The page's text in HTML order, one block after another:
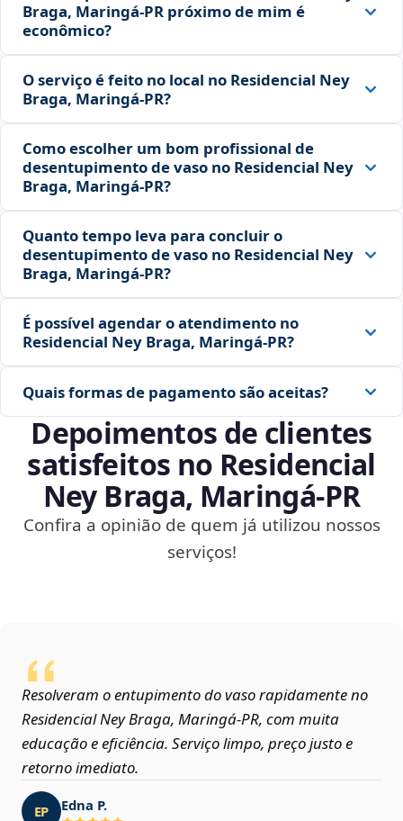
Braga, Maringá‑PR próximo de mim é
econômico?
O serviço é feito no local no Residencial Ney
Braga, Maringá‑PR?
Como escolher um bom profissional de
desentupimento de vaso no Residencial Ney
Braga, Maringá‑PR?
Quanto tempo leva para concluir o
desentupimento de vaso no Residencial Ney
Braga, Maringá‑PR?
É possível agendar o atendimento no
Residencial Ney Braga, Maringá‑PR?
Quais formas de pagamento são aceitas?
Depoimentos de clientes
satisfeitos no Residencial
Ney Braga, Maringá‑PR
Confira a opinião de quem já utilizou nossos
serviços!
Resolveram o entupimento do vaso rapidamente no
Residencial Ney Braga, Maringá‑PR, com muita
educação e eficiência. Serviço limpo, preço justo e
retorno imediato.
EP Edna P.